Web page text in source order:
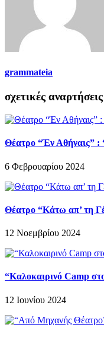
grammateia
σχετικές αναρτήσεις
Θέατρο “Έν Αθήναις” :
6 Φεβρουαρίου 2024
Θέατρο “Κάτω απ’ τη
12 Νοεμβρίου 2024
“Καλοκαιρινό Camp
12 Ιουνίου 2024